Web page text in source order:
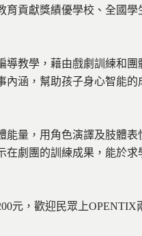
貢獻獎績優學校、全國
教學，藉由戲劇訓練和
涵，幫助孩子身心智能
量，用角色演譯及肢體
劇團的訓練成果，能於
元，歡迎民眾上OPENTIX